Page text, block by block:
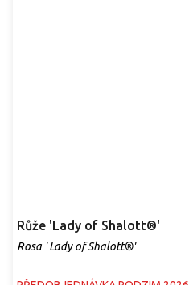
Růže 'Lady of Shalott®'
Rosa ' Lady of Shalott®'